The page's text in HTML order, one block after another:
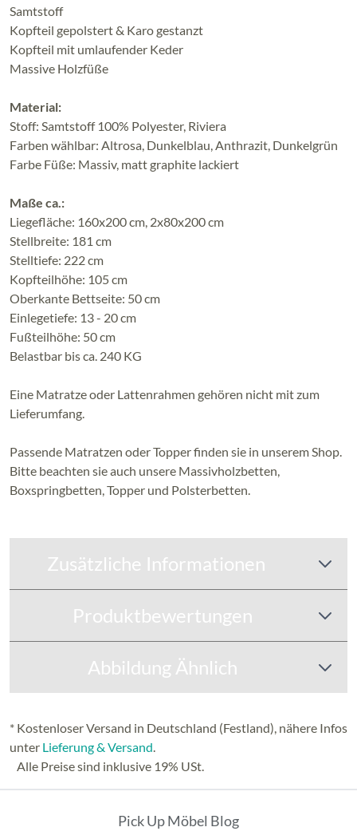
Samtstoff
Kopfteil gepolstert & Karo gestanzt
Kopfteil mit umlaufender Keder
Massive Holzfüße
Material:
Stoff: Samtstoff 100% Polyester, Riviera
Farben wählbar: Altrosa, Dunkelblau, Anthrazit, Dunkelgrün
Farbe Füße: Massiv, matt graphite lackiert
Maße ca.:
Liegefläche: 160x200 cm, 2x80x200 cm
Stellbreite: 181 cm
Stelltiefe: 222 cm
Kopfteilhöhe: 105 cm
Oberkante Bettseite: 50 cm
Einlegetiefe: 13 - 20 cm
Fußteilhöhe: 50 cm
Belastbar bis ca. 240 KG
Eine Matratze oder Lattenrahmen gehören nicht mit zum
Lieferumfang.
Passende Matratzen oder Topper finden sie in unserem Shop.
Bitte beachten sie auch unsere Massivholzbetten,
Boxspringbetten,Topper und Polsterbetten.
Zusätzliche Informationen
Produktbewertungen
Abbildung Ähnlich
* Kostenloser Versand in Deutschland (Festland), nähere Infos
unter Lieferung & Versand.
Alle Preise sind inklusive 19% USt.
Pick Up Möbel Blog